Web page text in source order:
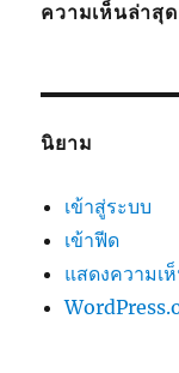
ความเห็นล่าสุด
นิยาม
เข้าสู่ระบบ
เข้าฟีด
แสดงความเ